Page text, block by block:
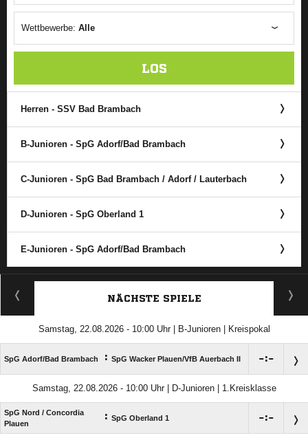
Wettbewerbe: Alle
LOS
Herren - SSV Bad Brambach
B-Junioren - SpG Adorf/​Bad Brambach
C-Junioren - SpG Bad Brambach /​ Adorf /​ Lauterbach
D-Junioren - SpG Oberland 1
E-Junioren - SpG Adorf/​Bad Brambach
ANZEIGE
NÄCHSTE SPIELE
Samstag, 22.08.2026 - 10:00 Uhr | B-Junioren | Kreispokal
SpG Adorf/​Bad Brambach : SpG Wacker Plauen/​VfB Auerbach II :
Samstag, 22.08.2026 - 10:00 Uhr | D-Junioren | 1.Kreisklasse
SpG Nord /​ Concordia
Plauen
: SpG Oberland 1 :